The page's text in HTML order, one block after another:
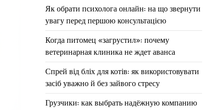
Як обрати психолога онлайн: на що звернути
увагу перед першою консультацією
Когда питомец «загрустил»: почему
ветеринарная клиника не ждет аванса
Спрей від бліх для котів: як використовувати
засіб уважно й без зайвого стресу
Грузчики: как выбрать надёжную компанию